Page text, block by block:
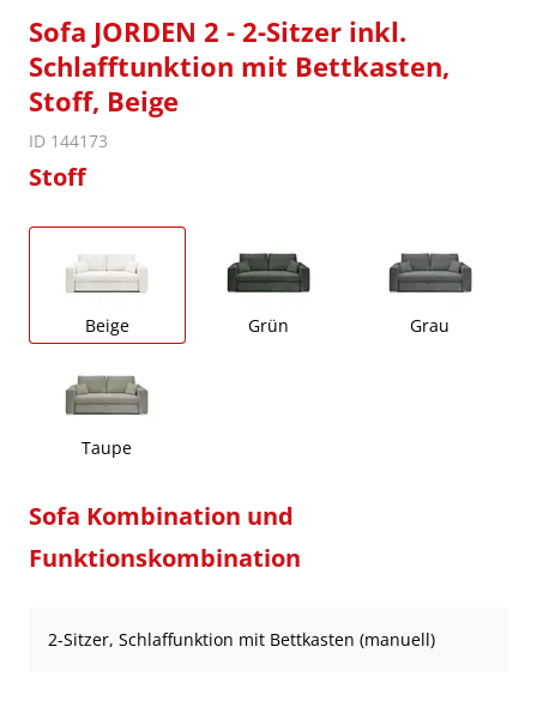
Sofa JORDEN 2 - 2-Sitzer inkl.
Schlafftunktion mit Bettkasten,
Stoff, Beige
ID 144173
Stoff
Beige Grün Grau
Taupe
Sofa Kombination und
Funktionskombination
2-Sitzer, Schlaffunktion mit Bettkasten (manuell)